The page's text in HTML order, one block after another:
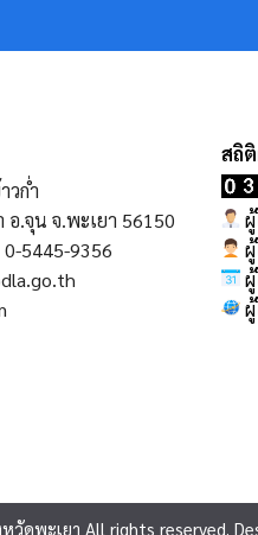
วก่ำ
.จุน จ.พะเยา 56150
5445-9356
ดพะเยา All rights reserved.